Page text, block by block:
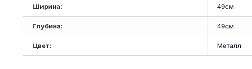
Ширина: 49см
Глубина: 49см
Цвет: Металл